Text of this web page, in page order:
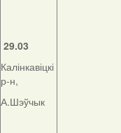
29.03
Калінкавіцкі
р-н,
А.Шэўчык